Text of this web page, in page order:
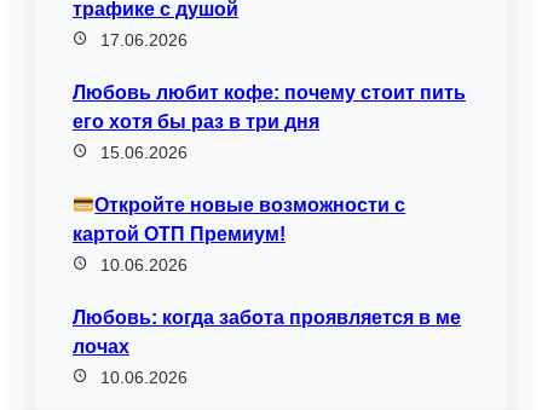
трафике с душой
17.06.2026
Любовь любит кофе: почему стоит пить
его хотя бы раз в три дня
15.06.2026
Откройте новые возможности с
картой ОТП Премиум!
10.06.2026
Любовь: когда забота проявляется в ме
лочах
10.06.2026